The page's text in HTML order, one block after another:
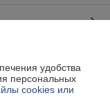
удобства
персональных
cookies или